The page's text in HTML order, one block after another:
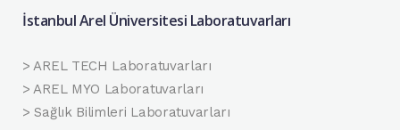
İstanbul Arel Üniversitesi Laboratuvarları
> AREL TECH Laboratuvarları
> AREL MYO Laboratuvarları
> Sağlık Bilimleri Laboratuvarları